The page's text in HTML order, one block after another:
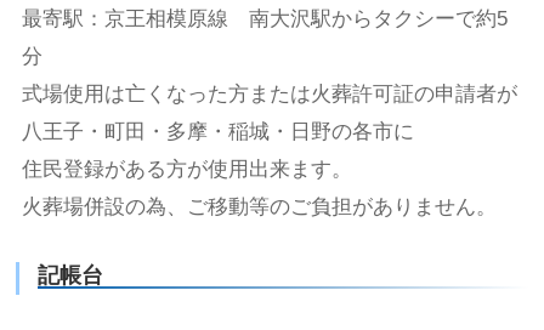
最寄駅：京王相模原線 南大沢駅からタクシーで約5
分
式場使用は亡くなった方または火葬許可証の申請者が
八王子・町田・多摩・稲城・日野の各市に
住民登録がある方が使用出来ます。
火葬場併設の為、ご移動等のご負担がありません。
記帳台